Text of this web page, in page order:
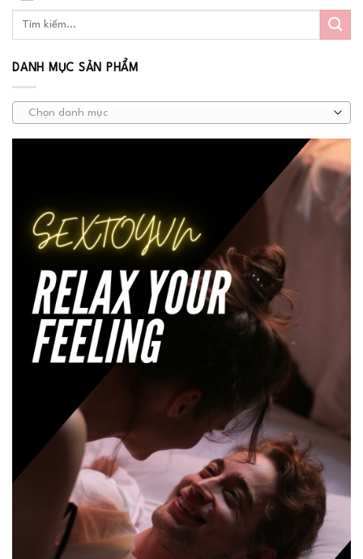
DANH MỤC SẢN PHẨM
Chọn danh mục